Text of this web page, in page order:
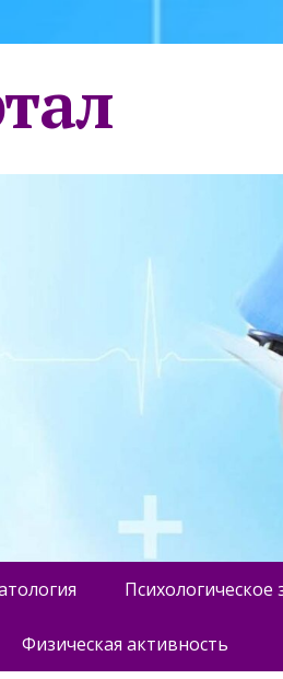
Психологическое
Физическая активность